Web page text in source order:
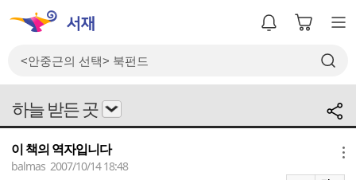
하늘 받든 곳
이 책의 역자입니다
balmas 2007/10/14 18:48